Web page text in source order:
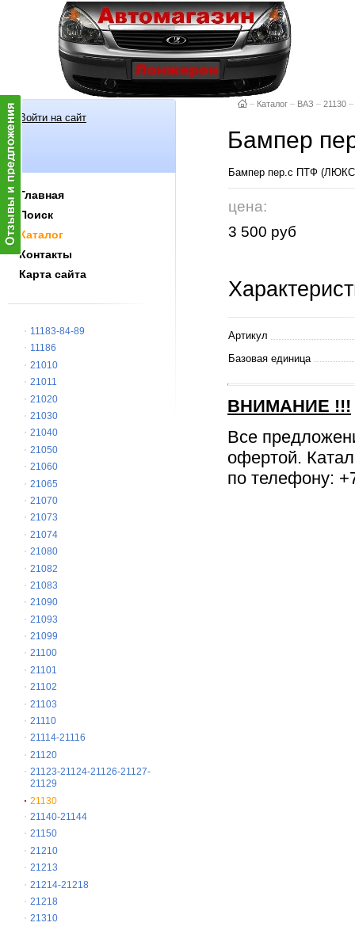
Войти на сайт
Главная
Поиск
Каталог
Контакты
Карта сайта
11183-84-89
11186
21010
21011
21020
21030
21040
21050
21060
21065
21070
21073
21074
21080
21082
21083
21090
21093
21099
21100
21101
21102
21103
21110
21114-21116
21120
21123-21124-21126-21127-
21129
21130
21140-21144
21150
21210
21213
21214-21218
21218
21310
– Каталог – ВАЗ – 21130 –
Бампер
Бампер пер.с ПТФ
цена:
3 500 руб
Артикул
Базовая единица
ВНИМАНИЕ !!!
Все
офертой.
по телефону: